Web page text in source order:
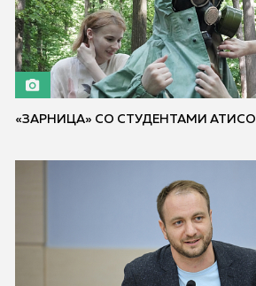
«ЗАРНИЦА» СО СТУДЕНТАМИ АТИСО